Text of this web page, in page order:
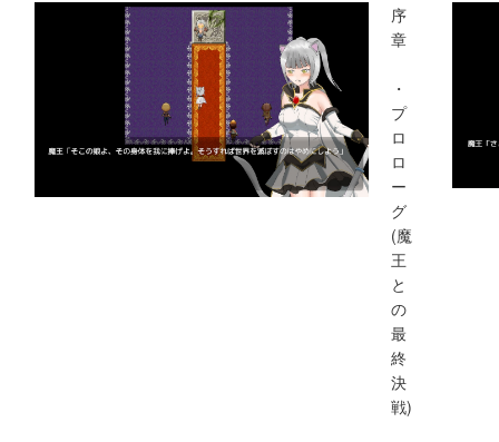
序
章
・
プ
ロ
ロ
ー
グ
(魔
王
と
の
最
終
決
戦)